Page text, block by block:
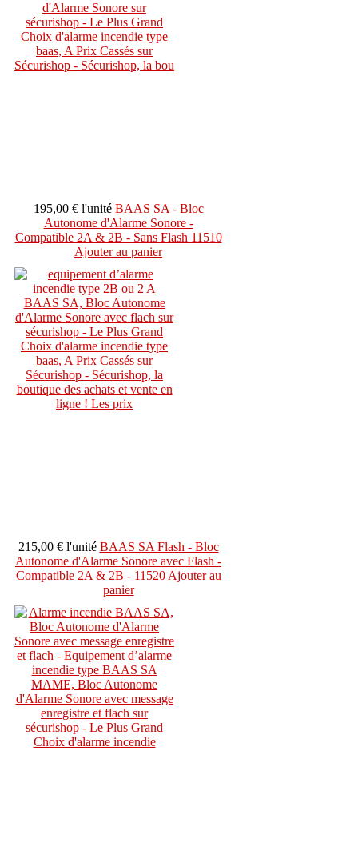
195,00 € l'unité BAAS SA - Bloc
Autonome d'Alarme Sonore -
Compatible 2A & 2B - Sans Flash 11510
Ajouter au panier
215,00 € l'unité BAAS SA Flash - Bloc
Autonome d'Alarme Sonore avec Flash -
Compatible 2A & 2B - 11520Ajouter au
panier